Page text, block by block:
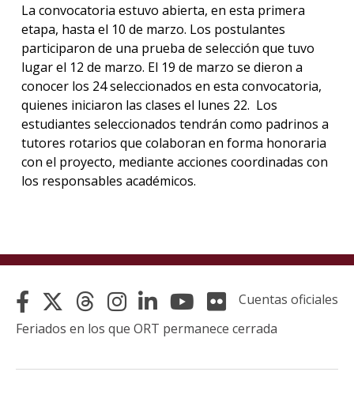
La convocatoria estuvo abierta, en esta primera
etapa, hasta el 10 de marzo. Los postulantes
participaron de una prueba de selección que tuvo
lugar el 12 de marzo. El 19 de marzo se dieron a
conocer los 24 seleccionados en esta convocatoria,
quienes iniciaron las clases el lunes 22. Los
estudiantes seleccionados tendrán como padrinos a
tutores rotarios que colaboran en forma honoraria
con el proyecto, mediante acciones coordinadas con
los responsables académicos.
Cuentas oficiales
Feriados en los que ORT permanece cerrada